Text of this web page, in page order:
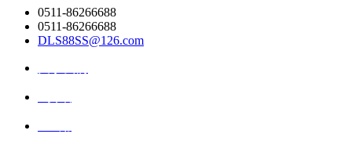
0511-86266688
0511-86266688
DLS88SS@126.com